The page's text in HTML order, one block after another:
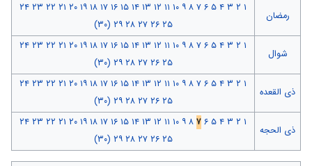
رمضان
۱ ۲ ۳ ۴ ۵ ۶ ۷ ۸ ۹ ۱۰ ۱۱ ۱۲ ۱۳ ۱۴ ۱۵ ۱۶ ۱۷ ۱۸ ۱۹ ۲۰ ۲۱ ۲۲ ۲۳ ۲۴
۲۵ ۲۶ ۲۷ ۲۸ ۲۹ (۳۰)
شوال
۱ ۲ ۳ ۴ ۵ ۶ ۷ ۸ ۹ ۱۰ ۱۱ ۱۲ ۱۳ ۱۴ ۱۵ ۱۶ ۱۷ ۱۸ ۱۹ ۲۰ ۲۱ ۲۲ ۲۳ ۲۴
۲۵ ۲۶ ۲۷ ۲۸ ۲۹ (۳۰)
ذی القعده
۱ ۲ ۳ ۴ ۵ ۶ ۷ ۸ ۹ ۱۰ ۱۱ ۱۲ ۱۳ ۱۴ ۱۵ ۱۶ ۱۷ ۱۸ ۱۹ ۲۰ ۲۱ ۲۲ ۲۳ ۲۴
۲۵ ۲۶ ۲۷ ۲۸ ۲۹ (۳۰)
ذی الحجه
۱ ۲ ۳ ۴ ۵ ۶ ۷ ۸ ۹ ۱۰ ۱۱ ۱۲ ۱۳ ۱۴ ۱۵ ۱۶ ۱۷ ۱۸ ۱۹ ۲۰ ۲۱ ۲۲ ۲۳ ۲۴
۲۵ ۲۶ ۲۷ ۲۸ ۲۹ (۳۰)